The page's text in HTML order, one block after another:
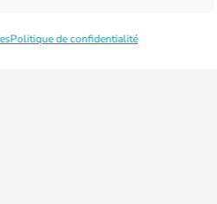
Politique de confidentialité